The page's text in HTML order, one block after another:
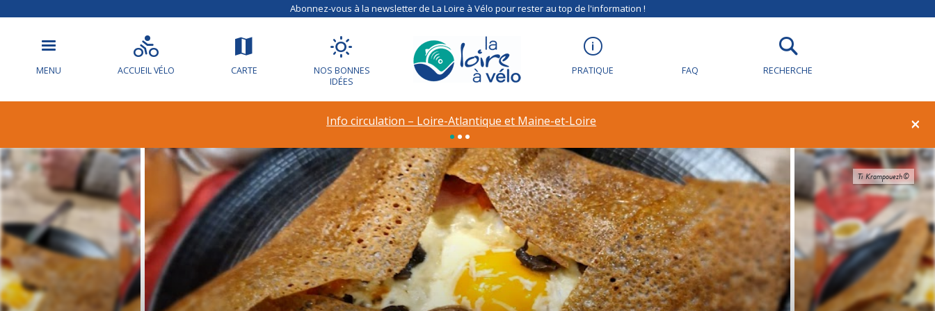
Abonnez-vous à la newsletter de La Loire à Vélo pour rester au top de l'information !
MENU ACCUEIL VÉLO CARTE
NOS BONNES
IDÉES
PRATIQUE FAQ RECHERCHE
×
Info circulation – Loire-Atlantique et Maine-et-Loire
Ti Krampouezh©